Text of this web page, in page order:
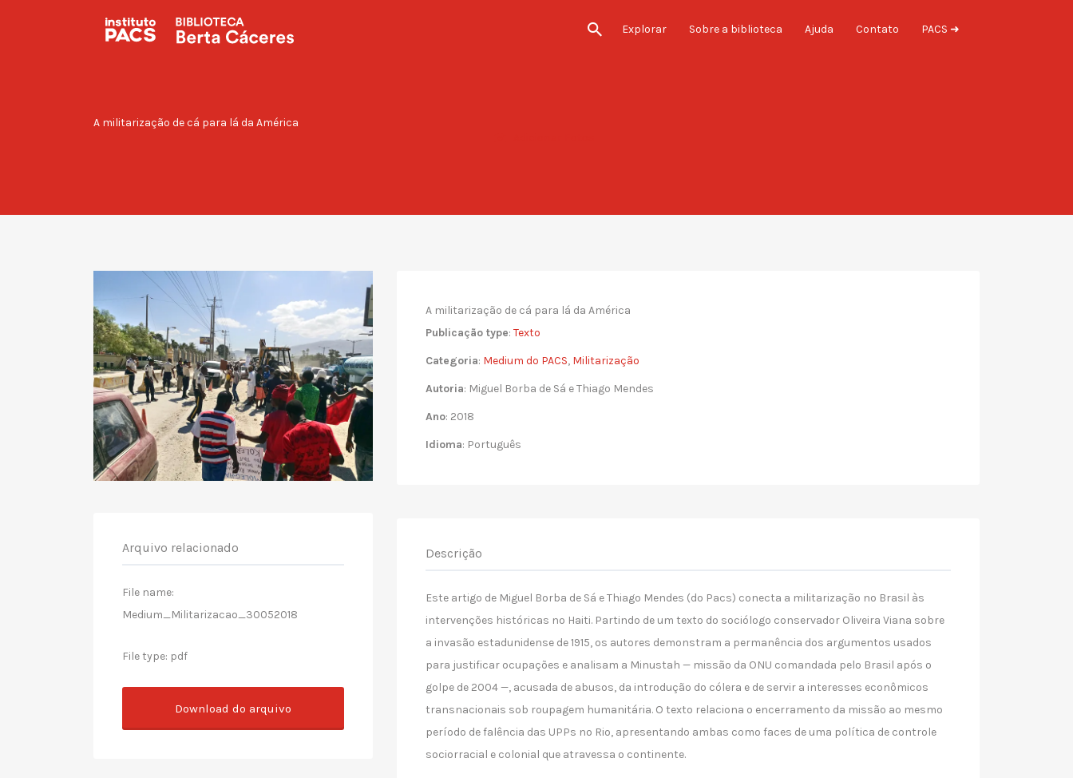
Explorar Sobre a biblioteca Ajuda Contato PACS ➜
Procurar:
A militarização de cá para lá da América
Arquivo relacionado
File name:
Medium_Militarizacao_30052018
File type: pdf
Download do arquivo
A militarização de cá para lá da América
Publicação type: Texto
Categoria: Medium do PACS, Militarização
Autoria: Miguel Borba de Sá e Thiago Mendes
Ano: 2018
Idioma: Português
Descrição
Este artigo de Miguel Borba de Sá e Thiago Mendes (do Pacs) conecta a militarização no Brasil às
intervenções históricas no Haiti. Partindo de um texto do sociólogo conservador Oliveira Viana sobre
a invasão estadunidense de 1915, os autores demonstram a permanência dos argumentos usados
para justificar ocupações e analisam a Minustah — missão da ONU comandada pelo Brasil após o
golpe de 2004 —, acusada de abusos, da introdução do cólera e de servir a interesses econômicos
transnacionais sob roupagem humanitária. O texto relaciona o encerramento da missão ao mesmo
período de falência das UPPs no Rio, apresentando ambas como faces de uma política de controle
sociorracial e colonial que atravessa o continente.